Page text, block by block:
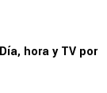
hora y TV por